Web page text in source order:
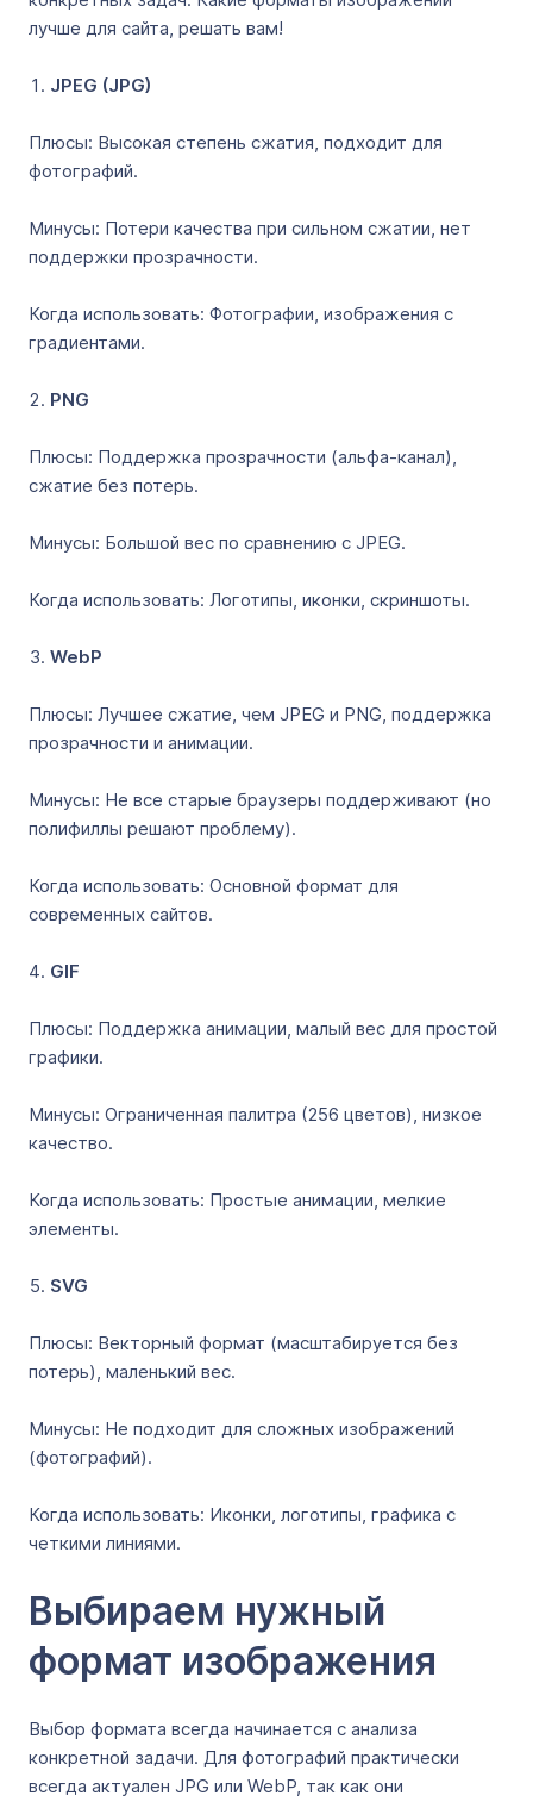
лучше для сайта, решать вам!
JPEG (JPG)
Плюсы: Высокая степень сжатия, подходит для
фотографий.
Минусы: Потери качества при сильном сжатии, нет
поддержки прозрачности.
Когда использовать: Фотографии, изображения с
градиентами.
PNG
Плюсы: Поддержка прозрачности (альфа-канал),
сжатие без потерь.
Минусы: Большой вес по сравнению с JPEG.
Когда использовать: Логотипы, иконки, скриншоты.
WebP
Плюсы: Лучшее сжатие, чем JPEG и PNG, поддержка
прозрачности и анимации.
Минусы: Не все старые браузеры поддерживают (но
полифиллы решают проблему).
Когда использовать: Основной формат для
современных сайтов.
GIF
Плюсы: Поддержка анимации, малый вес для простой
графики.
Минусы: Ограниченная палитра (256 цветов), низкое
качество.
Когда использовать: Простые анимации, мелкие
элементы.
SVG
Плюсы: Векторный формат (масштабируется без
потерь), маленький вес.
Минусы: Не подходит для сложных изображений
(фотографий).
Когда использовать: Иконки, логотипы, графика с
четкими линиями.
Выбираем нужный
формат изображения
Выбор формата всегда начинается с анализа
конкретной задачи. Для фотографий практически
всегда актуален JPG или WebP, так как они